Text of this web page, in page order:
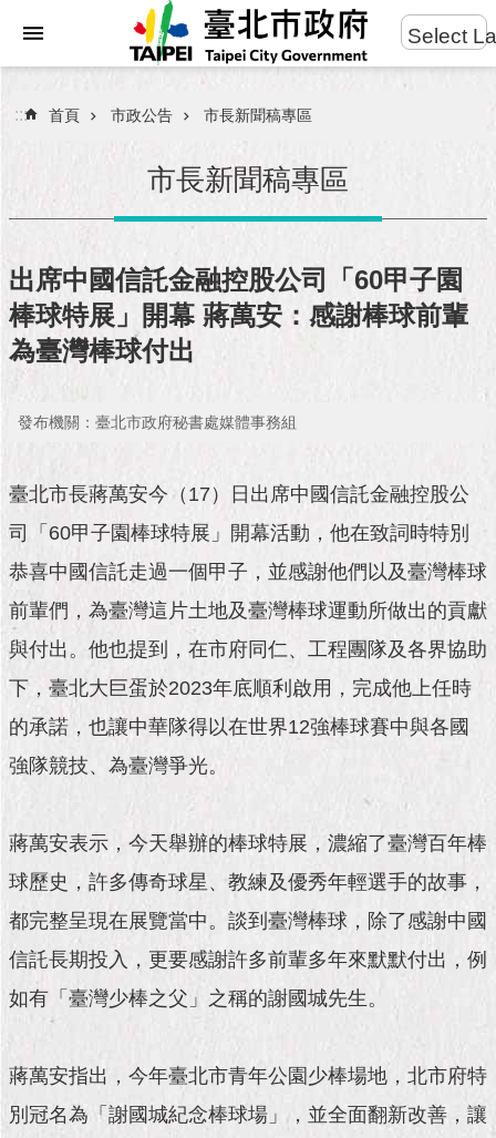
進
搜
民
服
務
市
團
市
政
告
施
政
景
及
成
果
政
資
料
館
發
現
活
動
Select
::: 首頁 市政公告 市長新聞稿專區
市長新聞稿專區
出席中國信託金融控股公司「60甲子園
棒球特展」開幕 蔣萬安：感謝棒球前輩
為臺灣棒球付出
發布機關：臺北市政府秘書處媒體事務組
臺北市長蔣萬安今（17）日出席中國信託金融控股公
司「60甲子園棒球特展」開幕活動，他在致詞時特別
恭喜中國信託走過一個甲子，並感謝他們以及臺灣棒球
前輩們，為臺灣這片土地及臺灣棒球運動所做出的貢獻
與付出。他也提到，在市府同仁、工程團隊及各界協助
下，臺北大巨蛋於2023年底順利啟用，完成他上任時
的承諾，也讓中華隊得以在世界12強棒球賽中與各國
強隊競技、為臺灣爭光。
蔣萬安表示，今天舉辦的棒球特展，濃縮了臺灣百年棒
球歷史，許多傳奇球星、教練及優秀年輕選手的故事，
都完整呈現在展覽當中。談到臺灣棒球，除了感謝中國
信託長期投入，更要感謝許多前輩多年來默默付出，例
如有「臺灣少棒之父」之稱的謝國城先生。
蔣萬安指出，今年臺北市青年公園少棒場地，北市府特
別冠名為「謝國城紀念棒球場」，並全面翻新改善，讓